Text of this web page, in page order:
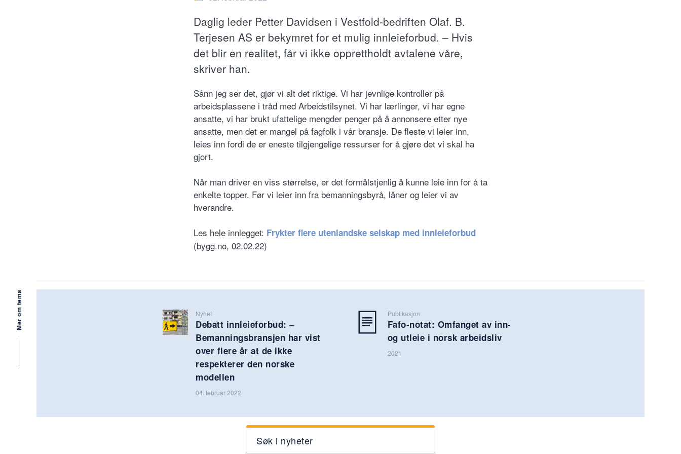
Daglig leder Petter Davidsen i Vestfold-bedriften Olaf. B.
Terjesen AS er bekymret for et mulig innleieforbud. – Hvis
det blir en realitet, får vi ikke opprettholdt avtalene våre,
skriver han.
Sånn jeg ser det, gjør vi alt det riktige. Vi har jevnlige kontroller på
arbeidsplassene i tråd med Arbeidstilsynet. Vi har lærlinger, vi har egne
ansatte, vi har brukt ufattelige mengder penger på å annonsere etter nye
ansatte, men det er mangel på fagfolk i vår bransje. De fleste vi leier inn,
leies inn fordi de er eneste tilgjengelige ressurser for å gjøre det vi skal ha
gjort.
Når man driver en viss størrelse, er det formålstjenlig å kunne leie inn for å ta
enkelte topper. Før vi leier inn fra bemanningsbyrå, låner og leier vi av
hverandre.
Les hele innlegget: Frykter flere utenlandske selskap med innleieforbud
(bygg.no, 02.02.22)
Nyhet
Debatt innleieforbud: –
Bemanningsbransjen har vist
over flere år at de ikke
respekterer den norske
modellen
04. februar 2022
Publikasjon
Fafo-notat: Omfanget av inn-
og utleie i norsk arbeidsliv
2021
Mer om tema
Søk i nyheter